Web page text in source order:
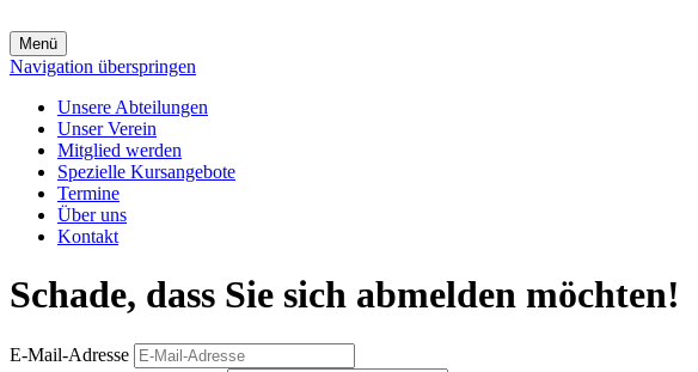
Menü
Navigation überspringen
Unsere Abteilungen
Unser Verein
Mitglied werden
Spezielle Kursangebote
Termine
Über uns
Kontakt
Schade, dass Sie sich abmelden möchten!
E-Mail-Adresse